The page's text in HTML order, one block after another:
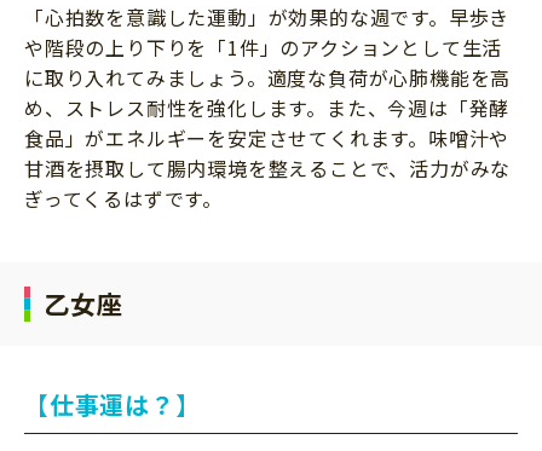
「心拍数を意識した運動」が効果的な週です。早歩き
や階段の上り下りを「1件」のアクションとして生活
に取り入れてみましょう。適度な負荷が心肺機能を高
め、ストレス耐性を強化します。また、今週は「発酵
食品」がエネルギーを安定させてくれます。味噌汁や
甘酒を摂取して腸内環境を整えることで、活力がみな
ぎってくるはずです。
乙女座
【仕事運は？】